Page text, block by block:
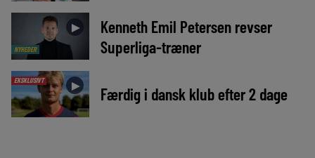
NYHEDER
►
Kenneth Emil Petersen revser
Superliga-træner
EKSKLUSIVT ► Færdig i dansk klub efter 2 dage